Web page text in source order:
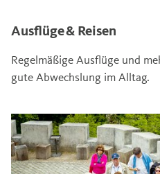
Ausflüge & Reisen
Regelmäßige Ausflüge und
gute Abwechslung im Alltag.